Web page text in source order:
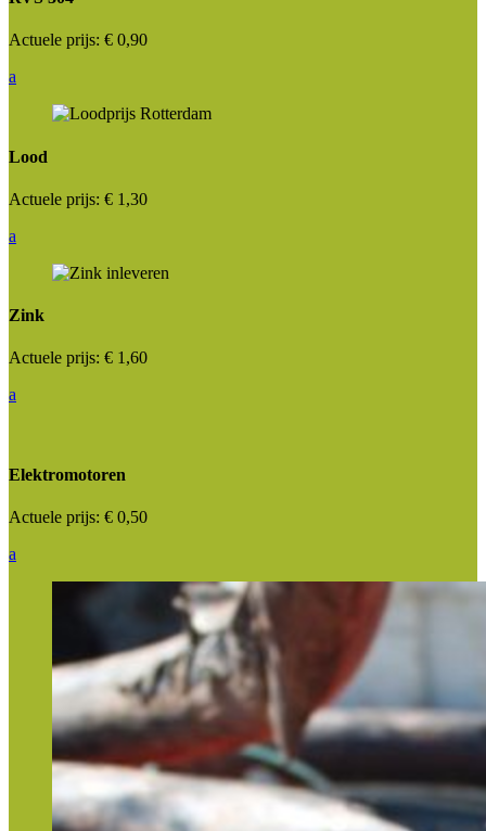
Actuele prijs: € 0,90
a
Lood
Actuele prijs: € 1,30
a
Zink
Actuele prijs: € 1,60
a
Elektromotoren
Actuele prijs: € 0,50
a